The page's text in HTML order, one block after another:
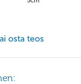
osta teos